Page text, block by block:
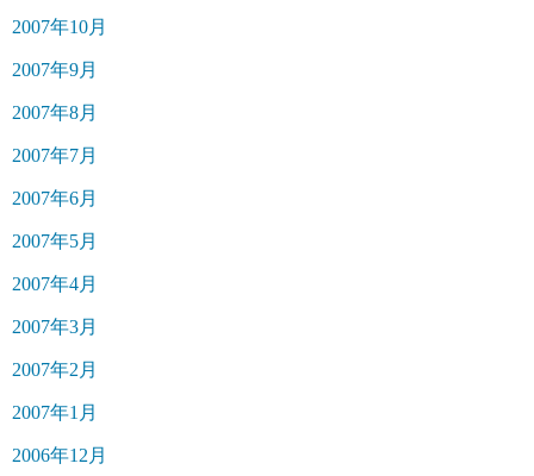
2007年10月
2007年9月
2007年8月
2007年7月
2007年6月
2007年5月
2007年4月
2007年3月
2007年2月
2007年1月
2006年12月